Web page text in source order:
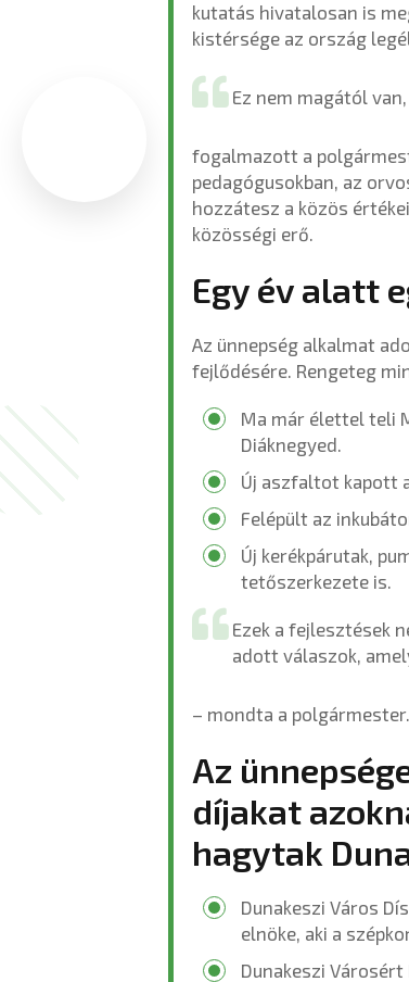
kutatás hivatalosan is
kistérsége az ország
Ez nem magától
fogalmazott a
pedagógusokban, az
hozzátesz a közös
közösségi erő.
Egy év alatt
Az ünnepség alkalmat
fejlődésére. Rengeteg
Ma már élettel teli
Diáknegyed.
Új aszfaltot kapott
Felépült az
Új kerékpárutak,
tetőszerkezete is.
Ezek a fejlesztések
adott válaszok,
– mondta a polgármester.
Az
díjakat
hagytak
Dunakeszi Város
elnöke, aki a
Dunakeszi